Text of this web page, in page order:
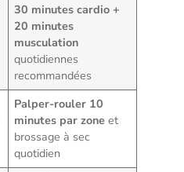
30 minutes cardio +
20 minutes
musculation
quotidiennes
recommandées
Palper-rouler 10
minutes par zone et
brossage à sec
quotidien